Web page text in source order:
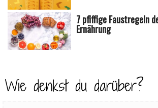
7 pfiffige Faustregeln
Ernährung
Wie denkst du darüber?